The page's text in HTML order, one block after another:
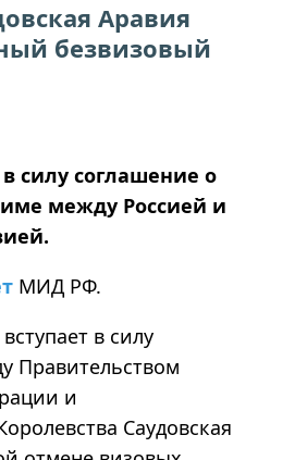
Аравия
безвизовый
силу соглашение о
между Россией и
МИД РФ.
в силу
Правительством
и
Саудовская